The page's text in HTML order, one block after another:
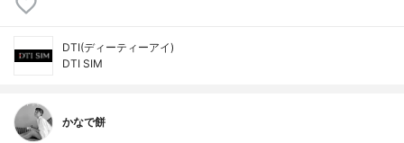
DTI(ディーティーアイ)
DTI SIM
かなで餅